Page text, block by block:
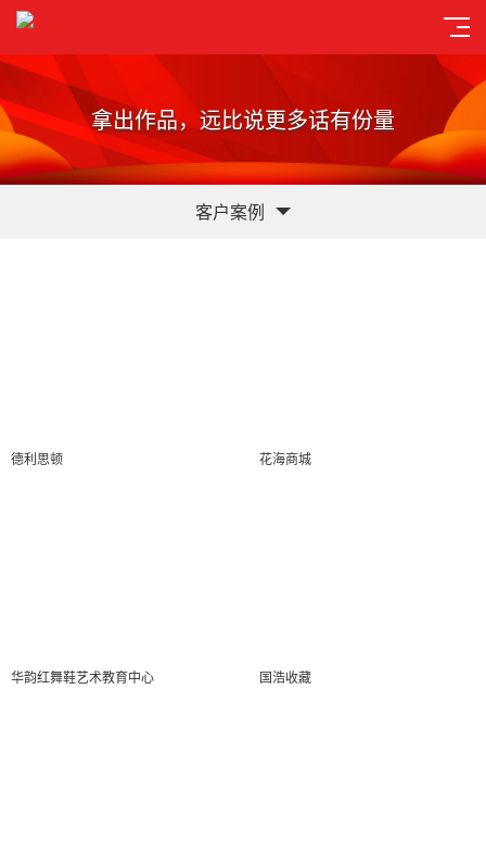
拿出作品，远比说更多话有份量
客户案例
德利思顿 花海商城
华韵红舞鞋艺术教育中心 国浩收藏